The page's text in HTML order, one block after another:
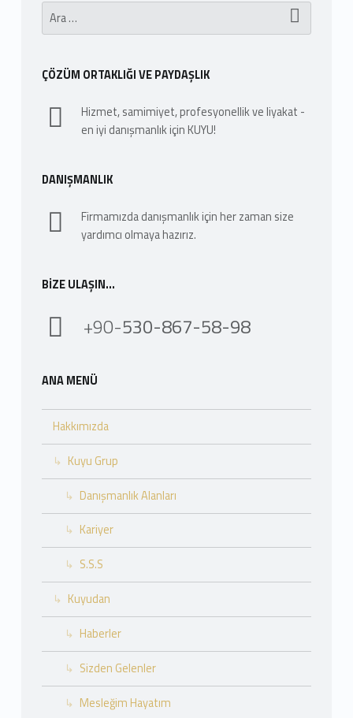
ÇÖZÜM ORTAKLIĞI VE PAYDAŞLIK
Hizmet, samimiyet, profesyonellik ve liyakat -
en iyi danışmanlık için KUYU!
DANIŞMANLIK
Firmamızda danışmanlık için her zaman size
yardımcı olmaya hazırız.
BIZE ULAŞIN…
+90-530-867-58-98
ANA MENÜ
Hakkımızda
Kuyu Grup
Danışmanlık Alanları
Kariyer
S.S.S
Kuyudan
Haberler
Sizden Gelenler
Mesleğim Hayatım